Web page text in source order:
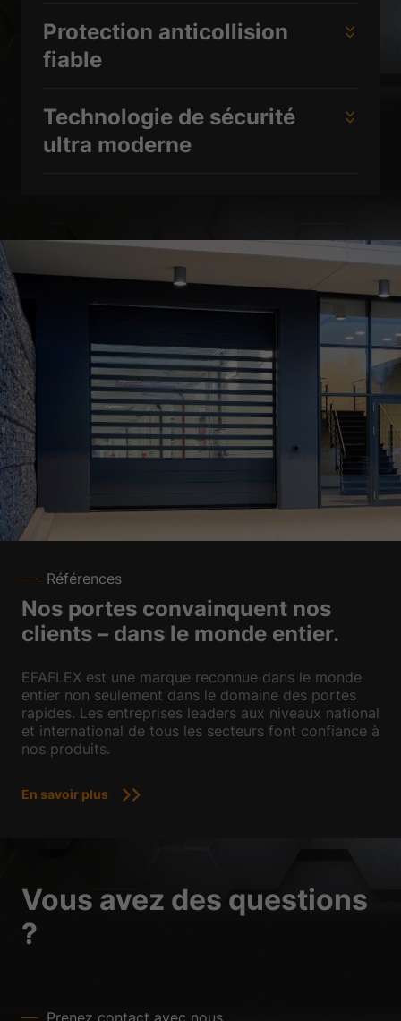
Protection anticollision
fiable
Technologie de sécurité
ultra moderne
Références
Nos portes convainquent nos
clients – dans le monde entier.
EFAFLEX est une marque reconnue dans le monde
entier non seulement dans le domaine des portes
rapides. Les entreprises leaders aux niveaux national
et international de tous les secteurs font confiance à
nos produits.
En savoir plus
Vous avez des questions
?